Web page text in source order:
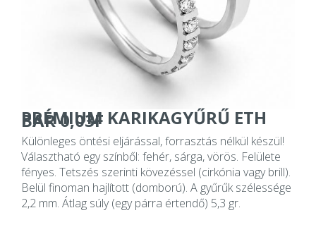
PRÉMIUM KARIKAGYŰRŰ ETH
BAR 0,03F
Különleges öntési eljárással, forrasztás nélkül készül!
Választható egy színből: fehér, sárga, vörös. Felülete
fényes. Tetszés szerinti kövezéssel (cirkónia vagy brill).
Belül finoman hajlított (domború). A gyűrűk szélessége
2,2 mm. Átlag súly (egy párra értendő) 5,3 gr.